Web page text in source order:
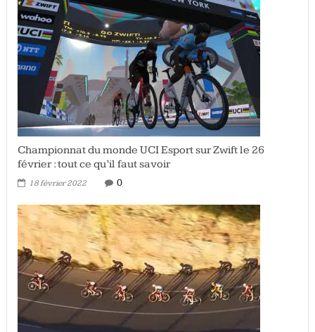
Championnat du monde UCI Esport sur Zwift le 26
février : tout ce qu’il faut savoir
18 février 2022 0